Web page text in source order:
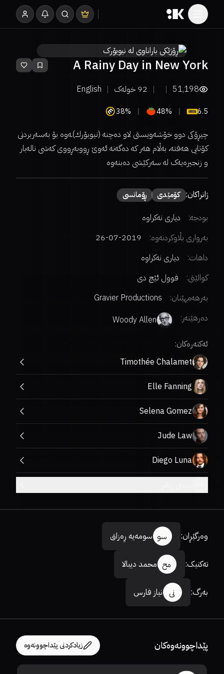
A Rainy Day in New York
51,198
92 خولەک English
6.5
48%
38%
چیڕۆکی دوو خۆشەویستی لاو دەچنە (نیویۆرك)ـەوە بۆ بەسەربردنی
کۆتایی ھەفتە، بەڵام ھەر کە دەگەنە ئەوێ ڕووبەڕووی کەشی نالەبار
و زنجیرەیەک لە سەرکێشی دەبنەوە
ژانراکان: كۆمێدی ڕۆمانسی
بودجە:
دیاری نەکراوە
بەرواری بڵاوکردنەوە:
2019-07-26
داهات:
دیاری نەکراوە
کوالێتی:
فوول ئێچ دی
بەرهەمهێنان:
Gravier Productions
دەرهێنەر:
Woody Allen
ئەکتەرەکان:
Timothée Chalamet
Elle Fanning
Selena Gomez
Jude Law
Diego Luna
وەرگێڕان: سو سومەیە ڕەزاق
تەکنیک: مح محمد دیبالا
بەرگ: نی نیاز فارس
پێداچوونەوەکان زیادکردنی پێداچوونەوە